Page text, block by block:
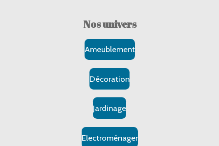
Nosunivers
Ameublement
Décoration
Jardinage
Electroménager